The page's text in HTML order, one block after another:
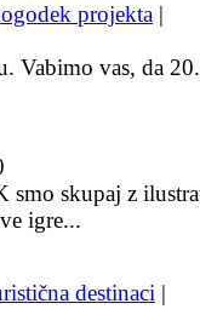
projekta |
Vabimo vas, da
skupaj z
igre...
destinaci |